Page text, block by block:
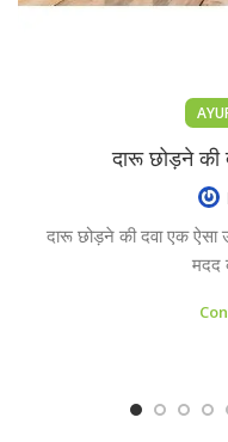
दारू छोड़ने की
दारू छोड़ने की दवा एक ऐसा
मदद